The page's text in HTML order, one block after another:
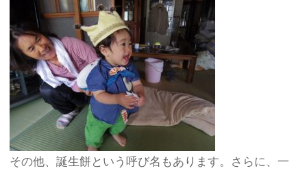
その他、誕生餅という呼び名もあります。さらに、一